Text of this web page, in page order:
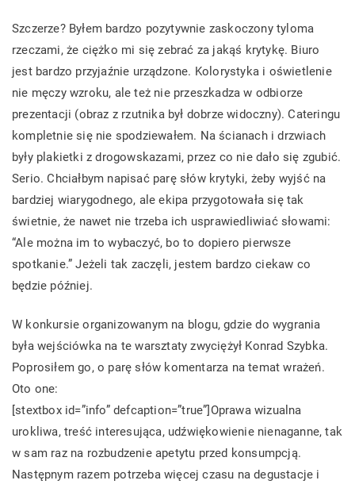
Szczerze? Byłem bardzo pozytywnie zaskoczony tyloma
rzeczami, że ciężko mi się zebrać za jakąś krytykę. Biuro
jest bardzo przyjaźnie urządzone. Kolorystyka i oświetlenie
nie męczy wzroku, ale też nie przeszkadza w odbiorze
prezentacji (obraz z rzutnika był dobrze widoczny). Cateringu
kompletnie się nie spodziewałem. Na ścianach i drzwiach
były plakietki z drogowskazami, przez co nie dało się zgubić.
Serio. Chciałbym napisać parę słów krytyki, żeby wyjść na
bardziej wiarygodnego, ale ekipa przygotowała się tak
świetnie, że nawet nie trzeba ich usprawiedliwiać słowami:
“Ale można im to wybaczyć, bo to dopiero pierwsze
spotkanie.” Jeżeli tak zaczęli, jestem bardzo ciekaw co
będzie później.
W konkursie organizowanym na blogu, gdzie do wygrania
była wejściówka na te warsztaty zwyciężył Konrad Szybka.
Poprosiłem go, o parę słów komentarza na temat wrażeń.
Oto one:
[stextbox id=”info” defcaption=”true”]Oprawa wizualna
urokliwa, treść interesująca, udźwiękowienie nienaganne, tak
w sam raz na rozbudzenie apetytu przed konsumpcją.
Następnym razem potrzeba więcej czasu na degustacje i